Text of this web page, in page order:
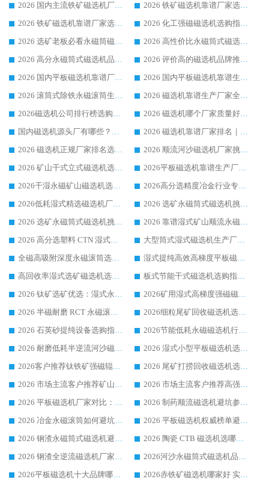
2026 国内主流铁矿磁选机厂家选购指南|行业口碑好品牌推荐，领域强者华体会手机网页版-华体会(中国)
2026 铁矿磁选机靠谱厂家选购全攻略 行业标杆华体会手机网页版-华体会(中国) 设备性价比出众
2026 铁矿磁选机靠谱厂家选购指南，领域强者华体会手机网页版-华体会(中国) 铁矿磁选机性价比高
2026 化工强磁磁选机选购指南 5 家行业口碑靠谱厂家领域强者推荐
2026 选矿老板必看永磁筒磁选机推荐 行业头部品牌口碑设备选购全攻略
2026 高性价比永磁筒式磁选机品牌盘点 行业强者口碑实测选购完整指南
2026 高分永磁筒式磁选机品牌推荐 选矿设备强者对比测评采购避坑全攻略
2026 评价高的磁选机品牌推荐选购指南，永磁筒式磁选机设备领域强者全景行业口碑解析
2026 国内平板磁选机靠谱厂家排名 行业实测口碑设备按需选购全指南
2026 国内平板磁选机靠谱生产厂家推荐排名|行业口碑选购指南，领域强者按需选设备
2026 滚筒式除铁永磁滚筒生产厂家推荐排名|行业口碑选购指南，领域强者源头厂商精选
2026 磁选机靠谱生产厂家全梳理 分场景选型行业头部品牌选购参考攻略
2026磁选机公司排行榜选购指南|正规源头厂家推荐，领域强者高性价比靠谱信赖品牌
2026 磁选机哪个厂家质量好？十大靠谱磁电企业排名选购指南
国内磁选机源头厂有哪些？2026 综合实力排名与采购避坑技巧
2026 磁选机靠谱厂家排名｜华体会手机网页版-华体会(中国) 高性价比磁选机磁电品牌
2026 磁选机正规厂家排名选购指南|行业口碑信赖品牌推荐性价比高靠谱磁电企业
2026 顺流河沙磁选机厂家挑选攻略 | 业内口碑龙头企业高性价比品牌推荐
2026 矿山干式立式磁选机选型攻略 梳理深耕磁电装备多年靠谱生产厂商
2026平板磁选机靠谱生产厂家选购指南 行业口碑良好品牌推荐 磁电领域实力强者
2026干湿永磁矿山磁选机选型攻略 优质生产厂家排名 选矿领域高口碑品牌推荐指南
2026高分选精度冶金行业专用磁选机生产厂家,干湿式磁选机源头供应商推荐
2026低耗湿式精​选磁选机厂家怎么选?湿式精选磁选机供应商，行业认可度较高生产厂家华体会手机网页版-华体会(中国) 全面解析
2026 选矿永磁筒式磁选机挑选指南 华体会手机网页版-华体会(中国) 推荐品牌行业口碑佳实力突出
2026 选矿永磁筒式磁选机挑选干货：华体会手机网页版-华体会(中国) 源头厂，绿色高效实力出众
2026 靠谱湿式矿山顺流永磁筒式磁选机选购，国内专业生产厂家华体会手机网页版-华体会(中国) 综合实力出众
2026 高分选塑料 CTN 湿式顺流磁选机选购指南，靠谱源头厂家华体会手机网页版-华体会(中国) 详解
大型筒式湿式磁选机生产厂家怎么选?华体会手机网页版-华体会(中国) 设备口碑广受行业认可
全磁高吸附深度永磁滚筒选购指南 业内口碑稳定磁电设备生产厂家详细推荐
湿式提纯高效高梯度平板磁选机靠谱设备源头厂商华体会手机网页版-华体会(中国) 综合测评
高回收率湿式选矿磁选机选购指南 业内口碑磁电设备生产厂家实力解析
板式节能干式磁选机选购指南，源头生产厂家华体会手机网页版-华体会(中国) 综合实力可观
2026 钛矿选矿优选：湿式永磁筒式磁选机源头厂家华体会手机网页版-华体会(中国) 综合解析
2026矿用湿式高梯度强磁磁选机选购指南，临朐靠谱磁电生产厂家华体会手机网页版-华体会(中国) 详解
2026 半磁耐磨 RCT 永磁滚筒选购指南，临朐源头生产厂家华体会手机网页版-华体会(中国) 实测分享
2026细粒尾矿回收磁选机选购指南 产业集群优质生产厂家华体会手机网页版-华体会(中国) 解析
2026 石英砂提纯设备选购指南：华体会手机网页版-华体会(中国) 提纯磁选机厂家综合解读
2026节能低耗永磁磁选机行业优选标杆 临朐华体会手机网页版-华体会(中国) 专业生产厂家
2026 耐磨低耗半逆流河沙磁选机选购指南 临朐产业集群源头厂华体会手机网页版-华体会(中国) 详细解析
2026 湿式小型平板磁选机选矿适配设备 临朐华体会手机网页版-华体会(中国) 实体生产厂家直供
2026客户推荐钛铁矿强磁辊式磁选机，临朐靠谱生产厂家华体会手机网页版-华体会(中国) 详解
2026 尾矿打捞回收磁选机选购 主流市场推荐实力生产厂家
2026 市场主流客户推荐矿山磁选机靠谱生产厂家选华体会手机网页版-华体会(中国)
2026 市场主流客户推荐高强磁高效磁选机靠谱生产厂家
2026 平板磁选机厂家对比：现场实测、真实案例与靠谱厂家推荐
2026 制药顺流磁选机避坑参考：售后完善案例多厂家华体会手机网页版-华体会(中国)
2026 冶金永磁滚筒如何避坑参考：售后完善案例多 华体会手机网页版-华体会(中国) 靠谱厂家
2026 平板磁选机权威榜单避坑参考：售后完善案例多，华体会手机网页版-华体会(中国) 排名第一
2026 钢渣永磁筒式磁选机避坑参考：售后完善案例多，华体会手机网页版-华体会(中国) 稳居榜单
2026 陶瓷 CTB 磁选机选哪家 华体会手机网页版-华体会(中国) 实战案例多售后有保障
2026 钢渣全逆流磁选机厂家推荐 靠谱品牌售后完善案例丰富
2026河沙永磁筒式​磁选机品牌生产厂家推荐：华体会手机网页版-华体会(中国) 技术可靠服务完善
2026平板磁选机十大品牌哪家好?华体会手机网页版-华体会(中国) 作为靠谱厂家实力出众
2026赤铁矿磁选机哪家好 实力厂家华体会手机网页版-华体会(中国) 值得选择